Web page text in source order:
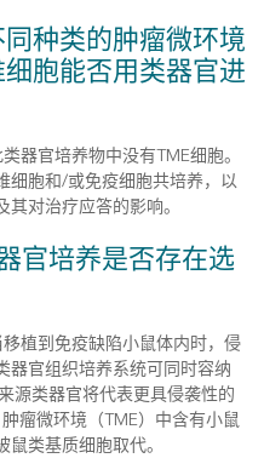
种类的肿瘤微环境
胞能否用类器官进
器官培养物中没有TME细胞。
细胞和/或免疫细胞共培养，以
对治疗应答的影响。
官培养是否存在选
植到免疫缺陷小鼠体内时，侵
器官组织培养系统可同时容纳
源类器官将代表更具侵袭性的
瘤微环境（TME）中含有小鼠
类基质细胞取代。